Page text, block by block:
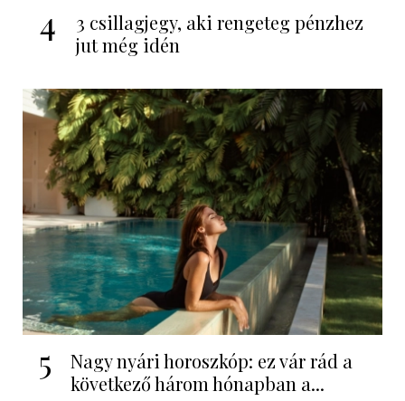
4
3 csillagjegy, aki rengeteg pénzhez
jut még idén
5
Nagy nyári horoszkóp: ez vár rád a
következő három hónapban a...